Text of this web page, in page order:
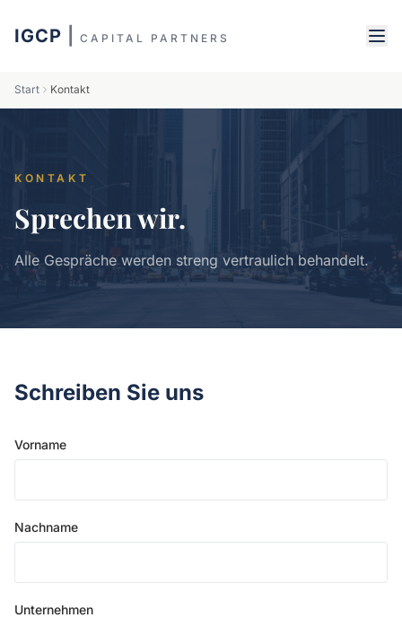
IGCP CAPITAL PARTNERS
Start Kontakt
KONTAKT
Sprechen wir.
Alle Gespräche werden streng vertraulich behandelt.
Schreiben Sie uns
Vorname
Nachname
Unternehmen